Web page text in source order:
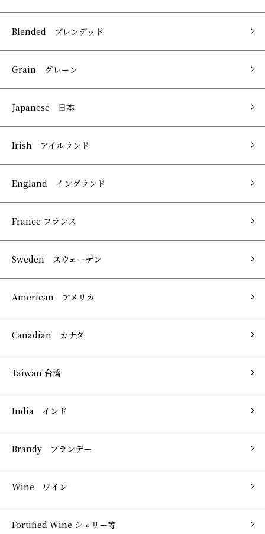
Blended ブレンデッド
Grain グレーン
Japanese 日本
Irish アイルランド
England イングランド
France フランス
Sweden スウェーデン
American アメリカ
Canadian カナダ
Taiwan 台湾
India インド
Brandy ブランデー
Wine ワイン
Fortified Wine シェリー等